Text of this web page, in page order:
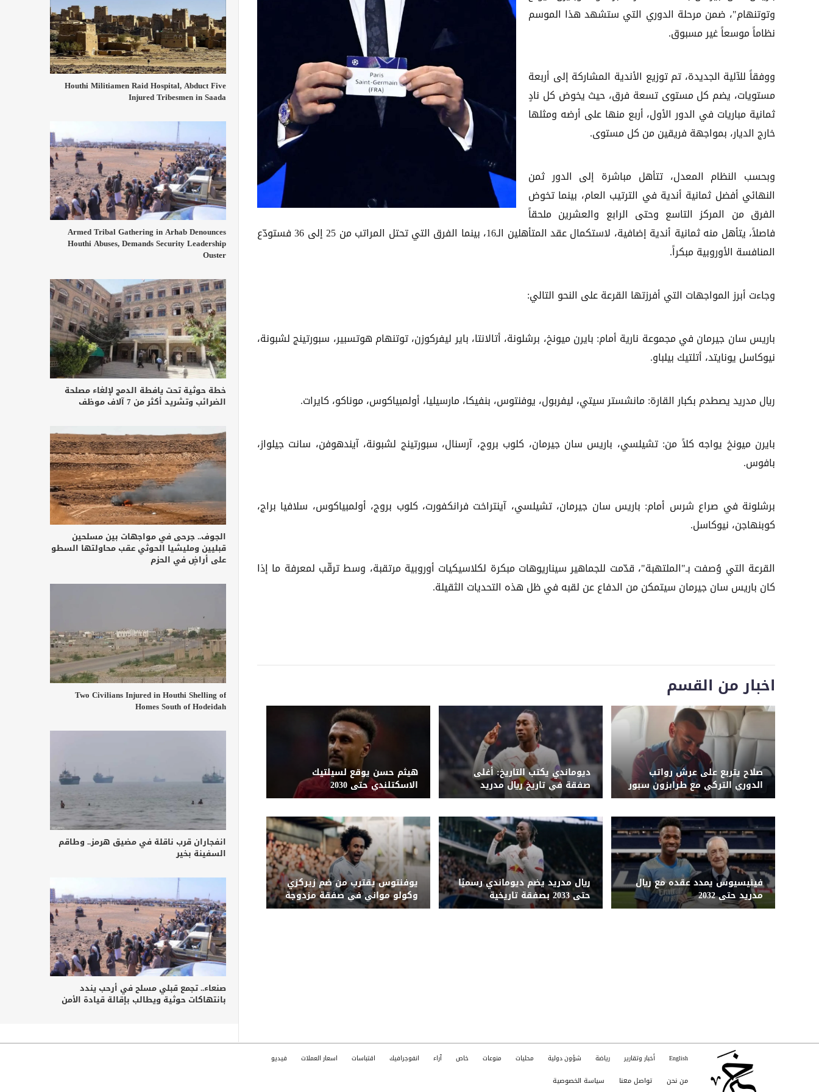
وتوتنهام"، ضمن مرحلة الدوري التي ستشهد هذا الموسم
نظاماً موسعاً غير مسبوق.
ووفقاً للآلية الجديدة، تم توزيع الأندية المشاركة إلى أربعة
مستويات، يضم كل مستوى تسعة فرق، حيث يخوض كل نادٍ
ثمانية مباريات في الدور الأول، أربع منها على أرضه ومثلها
خارج الديار، بمواجهة فريقين من كل مستوى.
وبحسب النظام المعدل، تتأهل مباشرة إلى الدور ثمن
النهائي أفضل ثمانية أندية في الترتيب العام، بينما تخوض
الفرق من المركز التاسع وحتى الرابع والعشرين ملحقاً
فاصلاً، يتأهل منه ثمانية أندية إضافية، لاستكمال عقد المتأهلين الـ16، بينما الفرق التي تحتل المراتب من 25 إلى 36 فستودّع
المنافسة الأوروبية مبكراً.
وجاءت أبرز المواجهات التي أفرزتها القرعة على النحو التالي:
باريس سان جيرمان في مجموعة نارية أمام: بايرن ميونخ، برشلونة، أتالانتا، باير ليفركوزن، توتنهام هوتسبير، سبورتينج لشبونة،
نيوكاسل يونايتد، أتلتيك بيلباو.
ريال مدريد يصطدم بكبار القارة: مانشستر سيتي، ليفربول، يوفنتوس، بنفيكا، مارسيليا، أولمبياكوس، موناكو، كايرات.
بايرن ميونخ يواجه كلاً من: تشيلسي، باريس سان جيرمان، كلوب بروج، آرسنال، سبورتينج لشبونة، آيندهوفن، سانت جيلواز،
بافوس.
برشلونة في صراع شرس أمام: باريس سان جيرمان، تشيلسي، آينتراخت فرانكفورت، كلوب بروج، أولمبياكوس، سلافيا براج،
كوبنهاجن، نيوكاسل.
القرعة التي وُصفت بـ"الملتهبة"، قدّمت للجماهير سيناريوهات مبكرة لكلاسيكيات أوروبية مرتقبة، وسط ترقّب لمعرفة ما إذا
كان باريس سان جيرمان سيتمكن من الدفاع عن لقبه في ظل هذه التحديات الثقيلة.
اخبار من القسم
صلاح يتربع على عرش رواتب
الدوري التركي مع طرابزون سبور
ديوماندي يكتب التاريخ: أغلى
صفقة في تاريخ ريال مدريد
ولايبزيج
هيثم حسن يوقع لسيلتيك
الاسكتلندي حتى 2030
فينيسيوس يمدد عقده مع ريال
مدريد حتى 2032
ريال مدريد يضم ديوماندي رسميًا
حتى 2033 بصفقة تاريخية
يوفنتوس يقترب من ضم زيركزي
وكولو مواني في صفقة مزدوجة
Houthi Militiamen Raid Hospital, Abduct Five
Injured Tribesmen in Saada
Armed Tribal Gathering in Arhab Denounces
Houthi Abuses, Demands Security Leadership
Ouster
خطة حوثية تحت يافطة الدمج لإلغاء مصلحة
الضرائب وتشريد أكثر من 7 آلاف موظف
الجوف.. جرحى في مواجهات بين مسلحين
قبليين ومليشيا الحوثي عقب محاولتها السطو
على أراضٍ في الحزم
Two Civilians Injured in Houthi Shelling of
Homes South of Hodeidah
انفجاران قرب ناقلة في مضيق هرمز.. وطاقم
السفينة بخير
صنعاء.. تجمع قبلي مسلح في أرحب يندد
بانتهاكات حوثية ويطالب بإقالة قيادة الأمن
English أخبار وتقارير رياضة شؤون دولية محليات منوعات خاص آراء انفوجرافيك اقتباسات اسعار العملات فيديو
من نحن تواصل معنا سياسة الخصوصية